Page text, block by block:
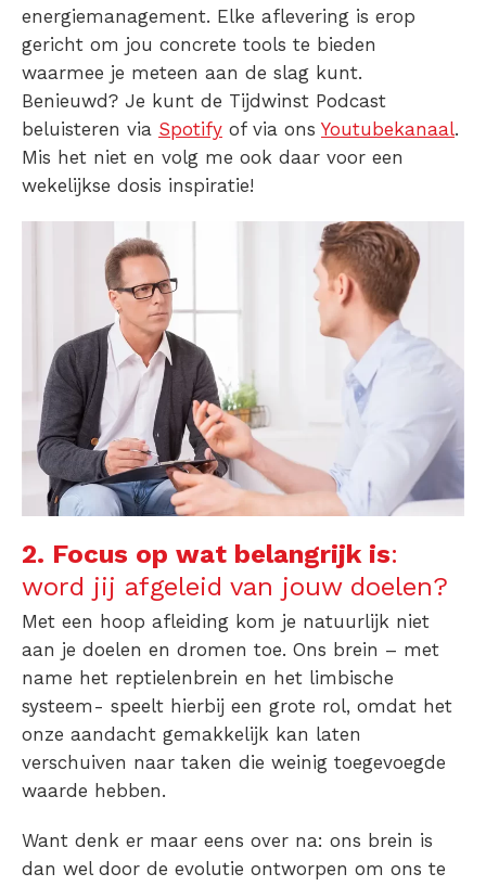
energiemanagement. Elke aflevering is erop
gericht om jou concrete tools te bieden
waarmee je meteen aan de slag kunt.
Benieuwd? Je kunt de Tijdwinst Podcast
beluisteren via Spotify of via ons Youtubekanaal.
Mis het niet en volg me ook daar voor een
wekelijkse dosis inspiratie!
2. Focus op wat belangrijk is:
word jij afgeleid van jouw doelen?
Met een hoop afleiding kom je natuurlijk niet
aan je doelen en dromen toe. Ons brein – met
name het reptielenbrein en het limbische
systeem- speelt hierbij een grote rol, omdat het
onze aandacht gemakkelijk kan laten
verschuiven naar taken die weinig toegevoegde
waarde hebben.
Want denk er maar eens over na: ons brein is
dan wel door de evolutie ontworpen om ons te